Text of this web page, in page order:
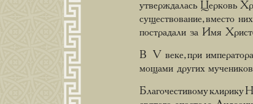
утверждалась Церковь
существование, вместо
пострадали за Имя
В V веке, при
мощами других
Благочестивому